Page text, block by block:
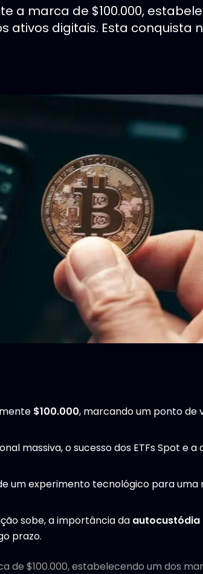
a marca de $100.000,
ativos digitais. Esta conquista
$100.000, marcando um ponto de
massiva, o sucesso dos ETFs Spot e
um experimento tecnológico para
sobe, a importância da autocustódia
prazo.
de $100.000, estabelecendo um dos